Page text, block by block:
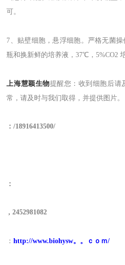
可。
7、贴壁细胞，悬浮细胞。严格无菌操
瓶和换新鲜的培养液，37℃，5%CO2
上海慧颖生物提醒您 ：收到细胞后
常，请及时与我们取得，并提供图片。
：/18916413500/
：
,2452981082
：http://www.biohysw。。ｃｏｍ/